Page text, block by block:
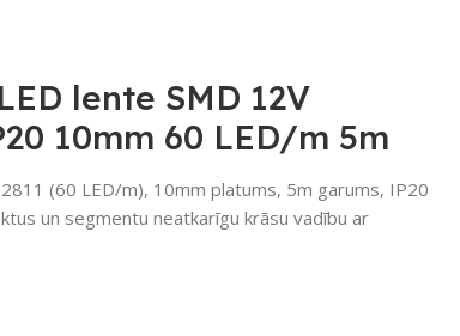
lente SMD 12V
10mm 60 LED/m 5m
(60 LED/m), 10mm platums, 5m garums, IP20
un segmentu neatkarīgu krāsu vadību ar